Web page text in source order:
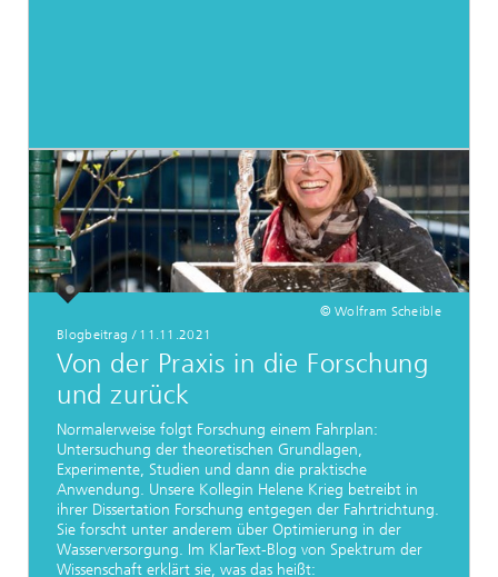
© Wolfram Scheible
Blogbeitrag / 11.11.2021
Von der Praxis in die Forschung
und zurück
Normalerweise folgt Forschung einem Fahrplan:
Untersuchung der theoretischen Grundlagen,
Experimente, Studien und dann die praktische
Anwendung. Unsere Kollegin Helene Krieg betreibt in
ihrer Dissertation Forschung entgegen der Fahrtrichtung.
Sie forscht unter anderem über Optimierung in der
Wasserversorgung. Im KlarText-Blog von Spektrum der
Wissenschaft erklärt sie, was das heißt: